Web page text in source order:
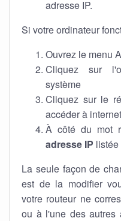
adresse IP.
Si votre ordinateur
Ouvrez le menu
Cliquez sur
système
Cliquez sur le
accéder à internet
À côté du mot
adresse IP listée
La seule façon de
est de la modifier
votre routeur ne
ou à l'une des autres